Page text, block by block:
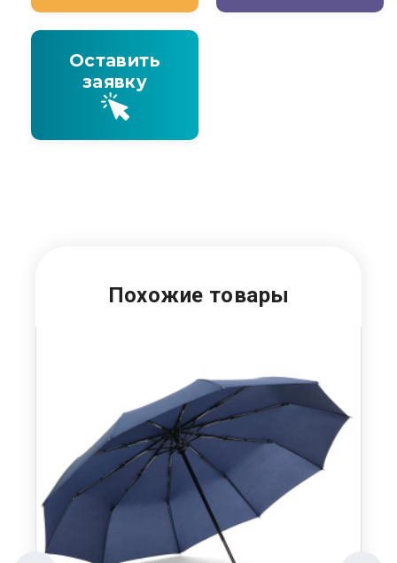
Оставить
заявку
Похожие товары